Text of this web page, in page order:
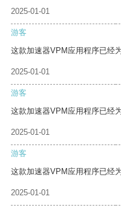
2025-01-01
游客
这款加速器VPM应用程序已经
2025-01-01
游客
这款加速器VPM应用程序已经
2025-01-01
游客
这款加速器VPM应用程序已经
2025-01-01